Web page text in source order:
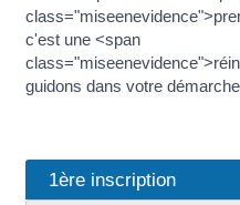
c'est une <span
guidons dans votre
1ère inscription